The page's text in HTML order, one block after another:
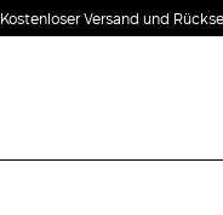
Kostenloser Versand und